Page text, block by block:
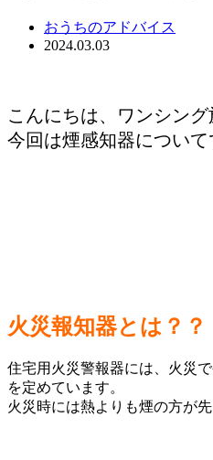
おうちのアドバイス
2024.03.03
こんにちは、ワンシング
今回は煙感知器について
火災報知器とは？？
住宅用火災警報器には、火災
を定めています。
火災時には熱よりも煙の方が